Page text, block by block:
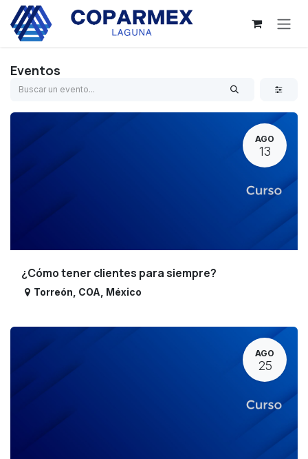
Ir al contenido
Eventos
AGO
13
¿Cómo tener clientes para siempre?
Torreón COA México
AGO
25